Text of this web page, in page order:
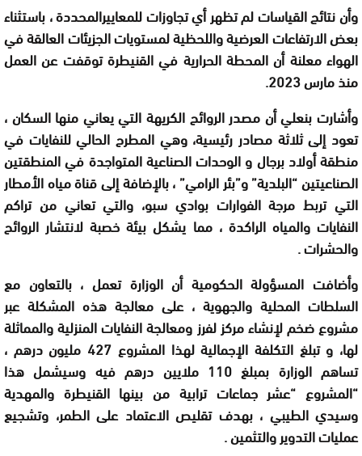
وأن نتائج القياسات لم تظهر أي تجاوزات للمعاييرالمحددة، باستثناء
بعض الارتفاعات العرضية واللحظية لمستويات الجزيئات العالقة في
الهواءمعلنةأن المحطة الحرارية في القنيطرة توقفت عن العمل
منذ مارس2023
.
وأشارتبنعليأن مصدر الروائح الكريهة التي يعاني منها السكان،
تعود إلى ثلاثة مصادر رئيسية، وهي المطرح الحالي للنفايات في
منطقة أولاد برجالوالوحدات الصناعية المتواجدة في المنطقتين
الصناعيتين “البلدية” و”بئر الرامي”، بالإضافة إلى قناة مياه الأمطار
التي تربط مرجة الفوارات بوادي سبو، والتي تعاني من تراكم
النفايات والمياه الراكدة ، مما يشكل بيئة خصبة لانتشار الروائح
والحشرات.
وأضافت المسؤولة الحكوميةأن الوزارة تعمل ، بالتعاون مع
السلطات المحلية والجهوية ، على معالجة هذه المشكلة عبر
مشروع ضخم لإنشاء مركز لفرز ومعالجة النفايات المنزلية والمماثلة
لها، و تبلغ التكلفة الإجمالية لهذا المشروع 427 مليون درهم
،
تساهم الوزارة بمبلغ 110 ملايين درهم فيه وسيشمل هذا
“المشروع “عشر جماعات ترابية من بينها القنيطرة والمهدية
وسيدي الطيبي ، بهدف تقليص الاعتماد على الطمر، وتشجيع
عمليات التدوير والتثمين.